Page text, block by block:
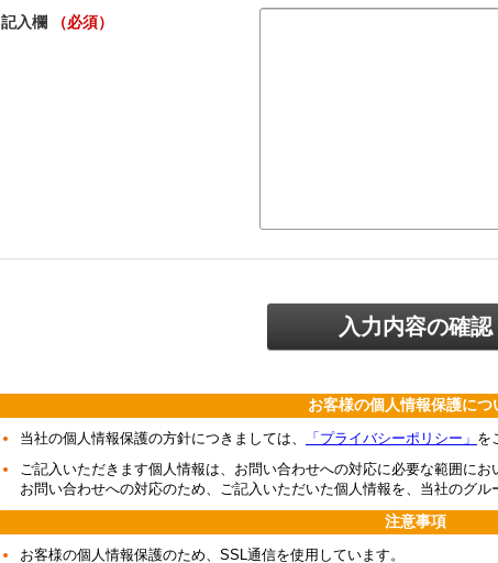
記入欄 （必須）
お客様の個人情報保護につ
当社の個人情報保護の方針につきましては、 「プライバシーポリシー」 を
ご記入いただきます個人情報は、お問い合わせへの対応に必要な範囲にお
お問い合わせへの対応のため、ご記入いただいた個人情報を、当社のグル
注意事項
お客様の個人情報保護のため、SSL通信を使用しています。